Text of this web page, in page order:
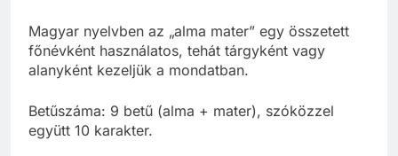
Magyar nyelvben az „alma mater” egy összetett
főnévként használatos, tehát tárgyként vagy
alanyként kezeljük a mondatban.
Betűszáma: 9 betű (alma + mater), szóközzel
együtt 10 karakter.